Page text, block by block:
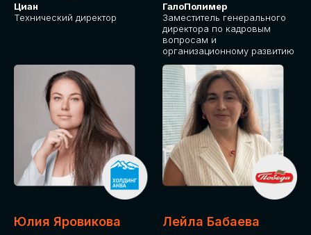
Циан
Технический директор
ГалоПолимер
Заместитель генерального
директора по кадровым
вопросам и
организационному развитию
Юлия Яровикова Лейла Бабаева